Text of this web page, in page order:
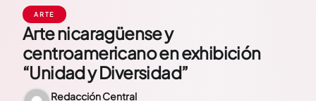
ARTE
Arte nicaragüense y
centroamericano en exhibición
“Unidad y Diversidad”
Redacción Central